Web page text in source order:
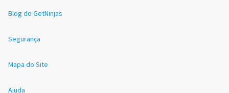
Blog do GetNinjas
Segurança
Mapa do Site
Ajuda